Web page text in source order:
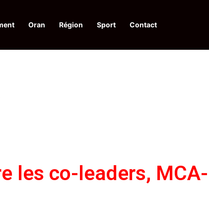
Oran Région Sport Contact
à une action collective
les co-leaders, MCA-